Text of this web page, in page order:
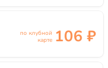
по клубной
карте 106 ₽